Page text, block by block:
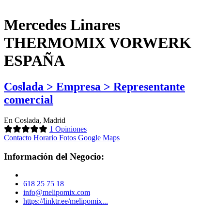
Mercedes Linares
THERMOMIX VORWERK
ESPAÑA
Coslada > Empresa > Representante
comercial
En Coslada, Madrid
1 Opiniones
Contacto Horario Fotos Google Maps
Información del Negocio:
618 25 75 18
info@melipomix.com
https://linktr.ee/melipomix...